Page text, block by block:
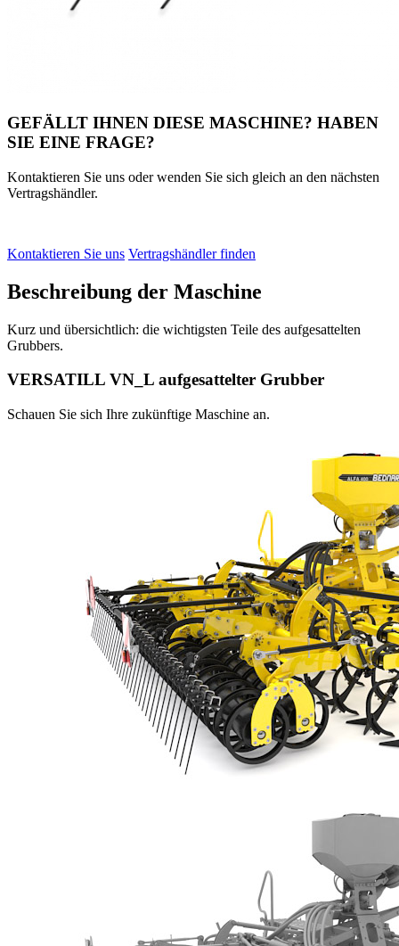
GEFÄLLT IHNEN DIESE MASCHINE? HABEN
SIE EINE FRAGE?
Kontaktieren Sie uns oder wenden Sie sich gleich an den nächsten
Vertragshändler.
Kontaktieren Sie uns Vertragshändler finden
Beschreibung der Maschine
Kurz und übersichtlich: die wichtigsten Teile des aufgesattelten
Grubbers.
VERSATILL VN_L aufgesattelter Grubber
Schauen Sie sich Ihre zukünftige Maschine an.